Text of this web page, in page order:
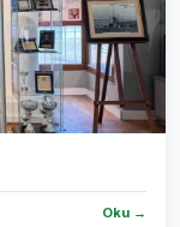
Oku →